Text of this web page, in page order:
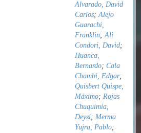
Alvarado, David
Carlos;Alejo
Guarachi,
Franklin;Ali
Condori, David;
Huanca,
Bernardo; Cala
Chambi, Edgar;
Quisbert Quispe,
Máximo; Rojas
Chuquimia,
Deysi; Merma
Yujra, Pablo;